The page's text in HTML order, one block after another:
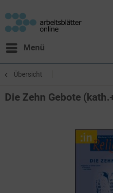
Menü
Übersicht
Die Zehn Gebote